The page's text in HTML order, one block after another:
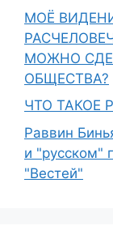
МОЁ
МОЖНО
ОБЩЕСТВА?
ЧТО ТАКОЕ
Раввин
и "русском"
"Вестей"